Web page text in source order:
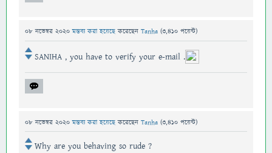
08 নভেম্বর 2020 মন্তব্য করা হয়েছেকরেছেন Tanha (3,410 পয়েন্ট)
SANIHA , you have to verify your e-mail .
08 নভেম্বর 2020 মন্তব্য করা হয়েছেকরেছেন Tanha (3,410 পয়েন্ট)
Why are you behaving so rude ?